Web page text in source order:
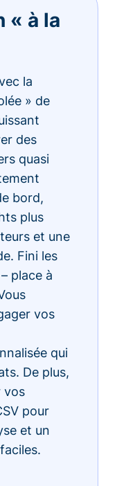
« à la
la
» de
des
quasi
bord,
plus
et une
Fini les
place à
vos
qui
De plus,
vos
pour
et un